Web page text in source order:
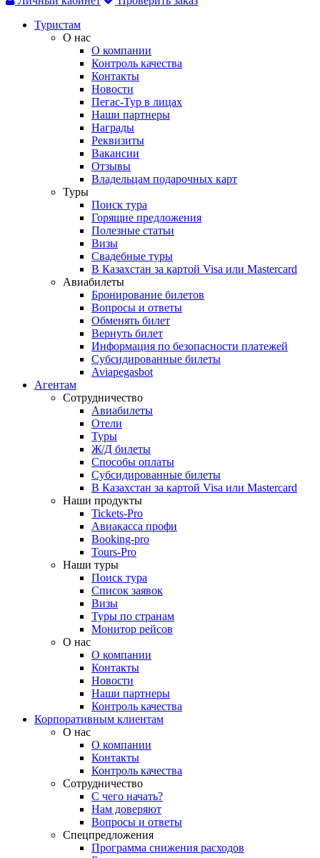
Туристам
О нас
О компании
Контроль качества
Контакты
Новости
Пегас-Тур в лицах
Наши партнеры
Награды
Реквизиты
Вакансии
Отзывы
Владельцам подарочных карт
Туры
Поиск тура
Горящие предложения
Полезные статьи
Визы
Свадебные туры
В Казахстан за картой Visa или Masterсard
Авиабилеты
Бронирование билетов
Вопросы и ответы
Обменять билет
Вернуть билет
Информация по безопасности платежей
Субсидированные билеты
Aviapegasbot
Агентам
Сотрудничество
Авиабилеты
Отели
Туры
Ж/Д билеты
Способы оплаты
Субсидированные билеты
В Казахстан за картой Visa или Masterсard
Наши продукты
Tickets-Pro
Авиакасса профи
Booking-pro
Tours-Pro
Наши туры
Поиск тура
Список заявок
Визы
Туры по странам
Монитор рейсов
О нас
О компании
Контакты
Новости
Наши партнеры
Контроль качества
Корпоративным клиентам
О нас
О компании
Контакты
Контроль качества
Сотрудничество
С чего начать?
Нам доверяют
Вопросы и ответы
Спецпредложения
Программа снижения расходов